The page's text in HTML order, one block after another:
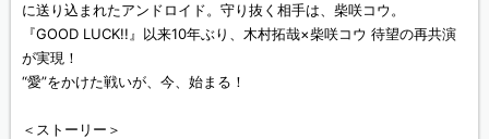
に送り込まれたアンドロイド。守り抜く相手は、柴咲コウ。
『GOOD LUCK!!』以来10年ぶり、木村拓哉×柴咲コウ 待望の再共演
が実現！
“愛”をかけた戦いが、今、始まる！
＜ストーリー＞